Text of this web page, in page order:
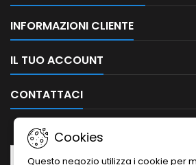
INFORMAZIONI CLIENTE
IL TUO ACCOUNT
CONTATTACI
Cookies
Questo negozio utilizza i cookie per